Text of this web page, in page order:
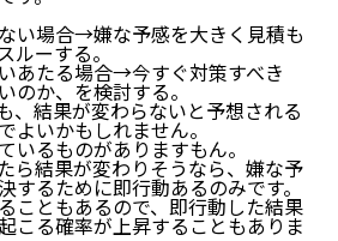
い場合→嫌な予感を大きく見積も
ルーする。
あたる場合→今すぐ対策すべき
のか、を検討する。
、結果が変わらないと予想される
よいかもしれません。
いるものがありますもん。
ら結果が変わりそうなら、嫌な予
するために即行動あるのみです。
こともあるので、即行動した結果
こる確率が上昇することもありま